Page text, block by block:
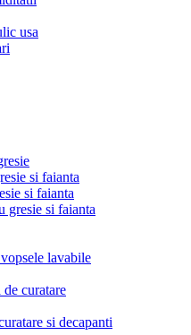
usa
si faianta
si faianta
gresie si faianta
lavabile
curatare
si decapanti